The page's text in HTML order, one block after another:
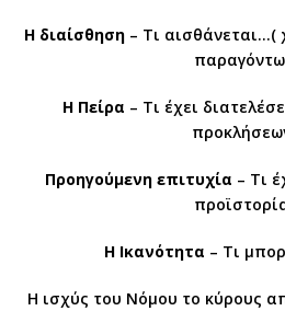
Η διαίσθηση – Τι αισθάνεται…(
Η Πείρα – Τι έχει
Προηγούμενη επιτυχία – Τι
Η Ικανότητα – Τι
Η ισχύς του Νόμου το κύρους